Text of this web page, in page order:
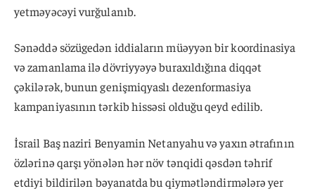
yetməyəcəyi vurğulanıb.
Sənəddə sözügedən iddiaların müəyyən bir koordinasiya
və zamanlama ilə dövriyyəyə buraxıldığına diqqət
çəkilərək, bunun genişmiqyaslı dezenformasiya
kampaniyasının tərkib hissəsi olduğu qeyd edilib.
İsrail Baş naziri Benyamin Netanyahu və yaxın ətrafının
özlərinə qarşı yönələn hər növ tənqidi qəsdən təhrif
etdiyi bildirilən bəyanatda bu qiymətləndirmələrə yer